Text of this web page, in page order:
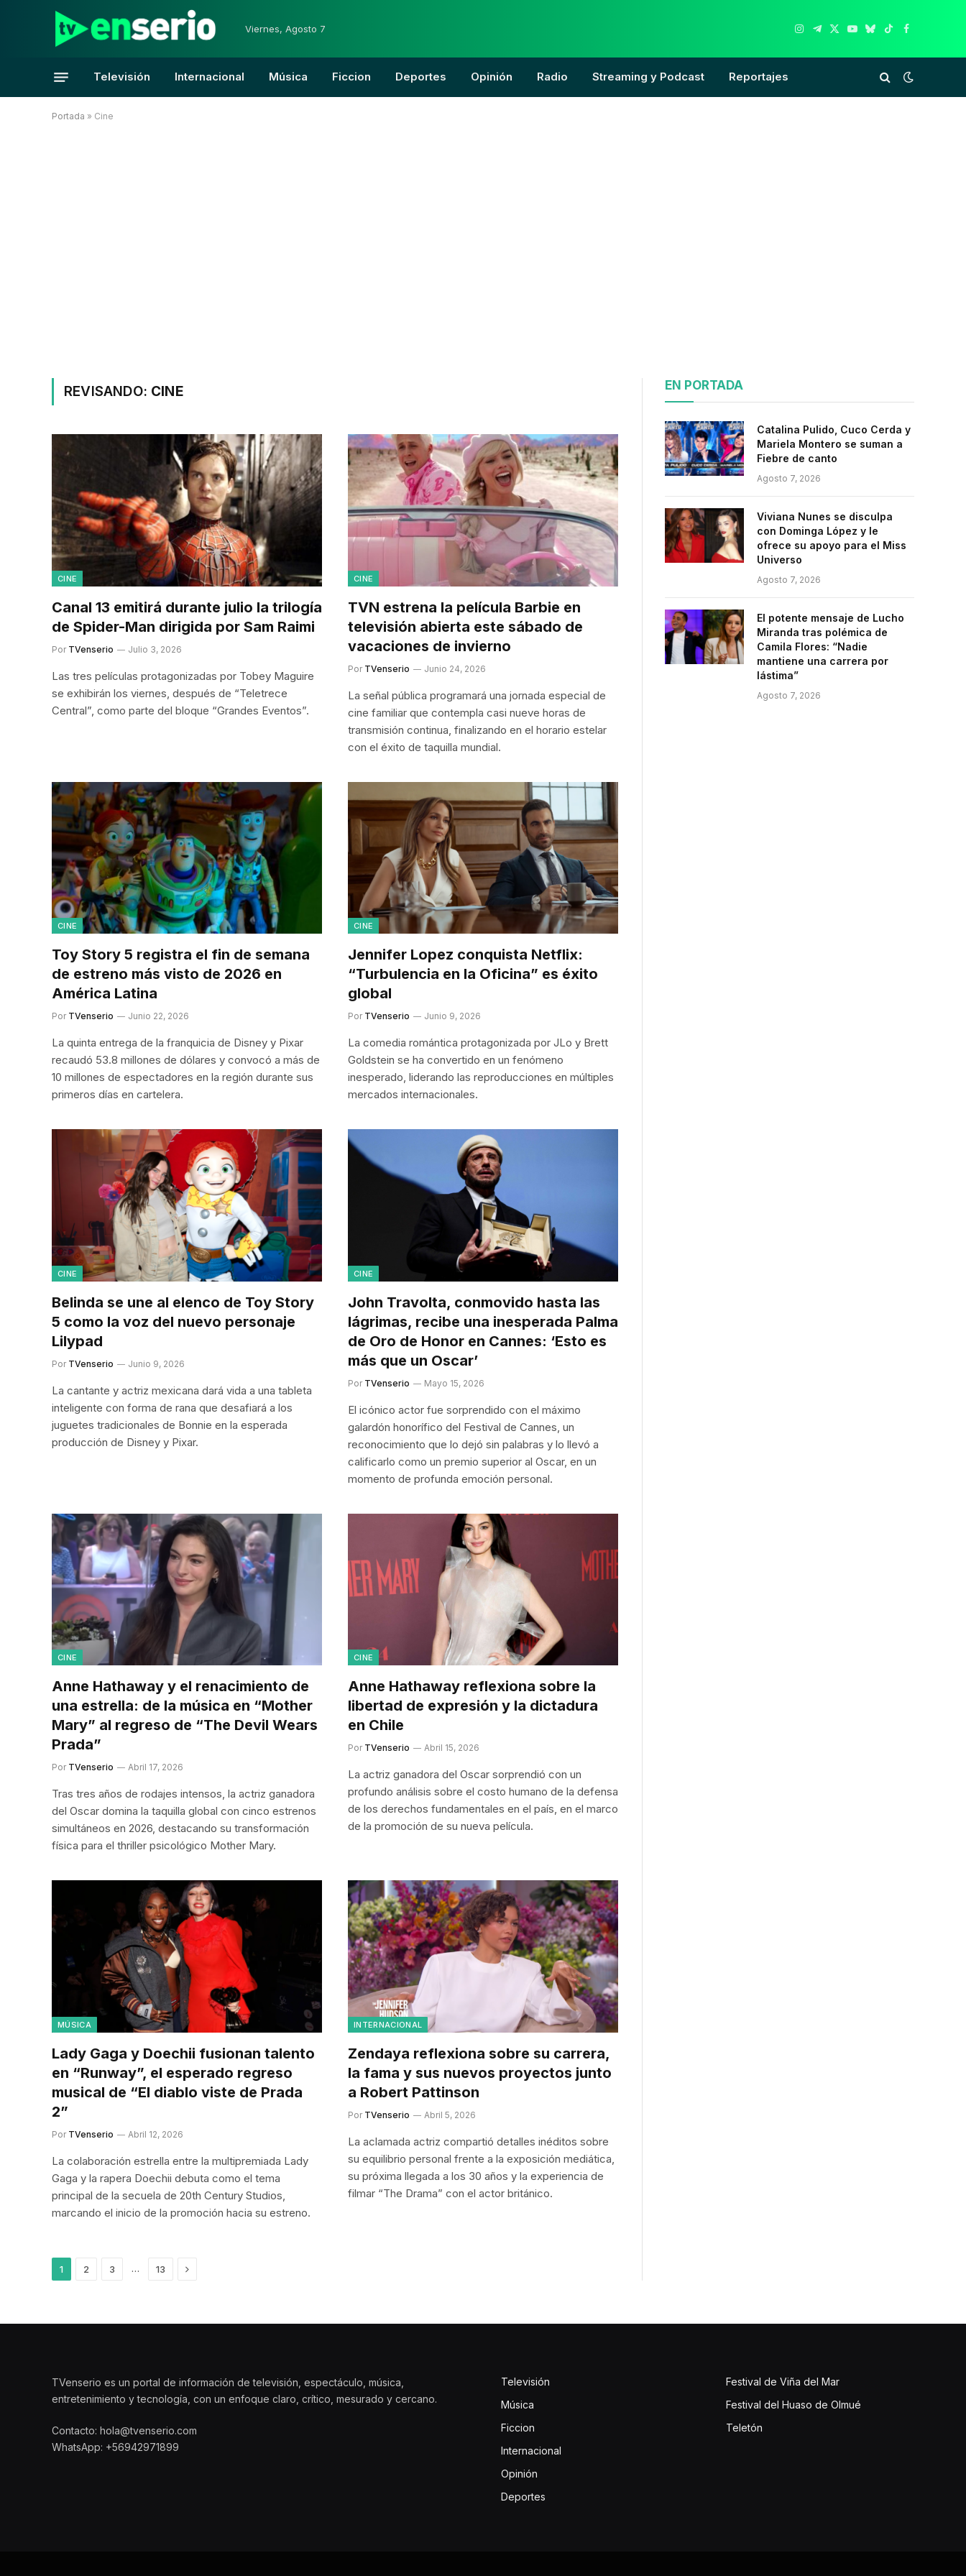
Viernes, Agosto 7
Instagram
Telegram
X
YouTube
Bluesky
TikTokFacebook
Televisión Internacional Música Ficcion Deportes Opinión Radio Streaming y Podcast Reportajes
Portada » Cine
REVISANDO: CINE
CINE
Canal 13 emitirá durante julio la trilogía
de Spider-Man dirigida por Sam Raimi
Por TVenserio Julio 3, 2026
Las tres películas protagonizadas por Tobey Maguire
se exhibirán los viernes, después de “Teletrece
Central”, como parte del bloque “Grandes Eventos”.
CINE
TVN estrena la película Barbie en
televisión abierta este sábado de
vacaciones de invierno
Por TVenserio Junio 24, 2026
La señal pública programará una jornada especial de
cine familiar que contempla casi nueve horas de
transmisión continua, finalizando en el horario estelar
con el éxito de taquilla mundial.
CINE
Toy Story 5 registra el fin de semana
de estreno más visto de 2026 en
América Latina
Por TVenserio Junio 22, 2026
La quinta entrega de la franquicia de Disney y Pixar
recaudó 53.8 millones de dólares y convocó a más de
10 millones de espectadores en la región durante sus
primeros días en cartelera.
CINE
Jennifer Lopez conquista Netflix:
“Turbulencia en la Oficina” es éxito
global
Por TVenserio Junio 9, 2026
La comedia romántica protagonizada por JLo y Brett
Goldstein se ha convertido en un fenómeno
inesperado, liderando las reproducciones en múltiples
mercados internacionales.
CINE
Belinda se une al elenco de Toy Story
5 como la voz del nuevo personaje
Lilypad
Por TVenserio Junio 9, 2026
La cantante y actriz mexicana dará vida a una tableta
inteligente con forma de rana que desafiará a los
juguetes tradicionales de Bonnie en la esperada
producción de Disney y Pixar.
CINE
John Travolta, conmovido hasta las
lágrimas, recibe una inesperada Palma
de Oro de Honor en Cannes: ‘Esto es
más que un Oscar’
Por TVenserio Mayo 15, 2026
El icónico actor fue sorprendido con el máximo
galardón honorífico del Festival de Cannes, un
reconocimiento que lo dejó sin palabras y lo llevó a
calificarlo como un premio superior al Oscar, en un
momento de profunda emoción personal.
CINE
Anne Hathaway y el renacimiento de
una estrella: de la música en “Mother
Mary” al regreso de “The Devil Wears
Prada”
Por TVenserio Abril 17, 2026
Tras tres años de rodajes intensos, la actriz ganadora
del Oscar domina la taquilla global con cinco estrenos
simultáneos en 2026, destacando su transformación
física para el thriller psicológico Mother Mary.
CINE
Anne Hathaway reflexiona sobre la
libertad de expresión y la dictadura
en Chile
Por TVenserio Abril 15, 2026
La actriz ganadora del Oscar sorprendió con un
profundo análisis sobre el costo humano de la defensa
de los derechos fundamentales en el país, en el marco
de la promoción de su nueva película.
MÚSICA
Lady Gaga y Doechii fusionan talento
en “Runway”, el esperado regreso
musical de “El diablo viste de Prada
2”
Por TVenserio Abril 12, 2026
La colaboración estrella entre la multipremiada Lady
Gaga y la rapera Doechii debuta como el tema
principal de la secuela de 20th Century Studios,
marcando el inicio de la promoción hacia su estreno.
INTERNACIONAL
Zendaya reflexiona sobre su carrera,
la fama y sus nuevos proyectos junto
a Robert Pattinson
Por TVenserio Abril 5, 2026
La aclamada actriz compartió detalles inéditos sobre
su equilibrio personal frente a la exposición mediática,
su próxima llegada a los 30 años y la experiencia de
filmar “The Drama” con el actor británico.
1 2 3 … 13 Siguiente
EN PORTADA
Catalina Pulido, Cuco Cerda y
Mariela Montero se suman a
Fiebre de canto
Agosto 7, 2026
Viviana Nunes se disculpa
con Dominga López y le
ofrece su apoyo para el Miss
Universo
Agosto 7, 2026
El potente mensaje de Lucho
Miranda tras polémica de
Camila Flores: “Nadie
mantiene una carrera por
lástima”
Agosto 7, 2026
TVenserio es un portal de información de televisión, espectáculo, música,
entretenimiento y tecnología, con un enfoque claro, crítico, mesurado y cercano.
Contacto: hola@tvenserio.com
WhatsApp: +56942971899
Televisión
Música
Ficcion
Internacional
Opinión
Deportes
Festival de Viña del Mar
Festival del Huaso de Olmué
Teletón